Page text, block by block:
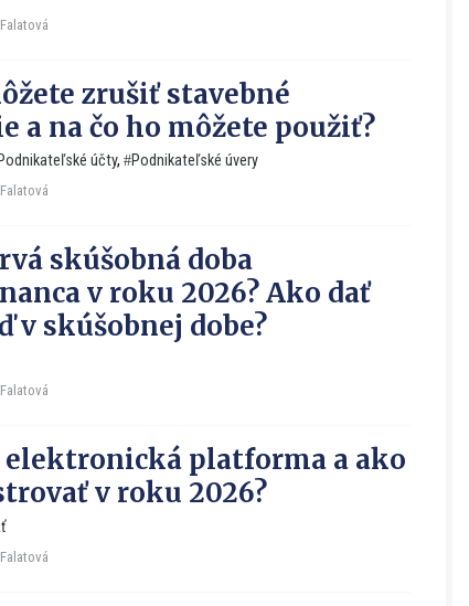
zrušiť stavebné
a na čo ho môžete použiť?
Podnikateľské účty, Podnikateľské úvery
skúšobná doba
v roku 2026? Ako dať
v skúšobnej dobe?
elektronická platforma a ako
v roku 2026?